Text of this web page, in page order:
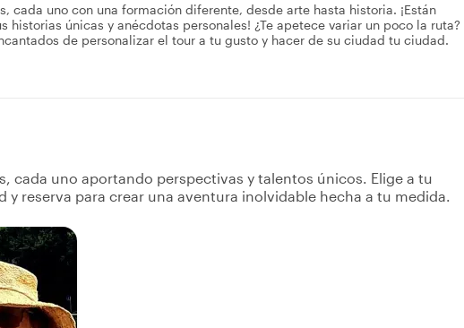
cada uno con una formación diferente, desde arte hasta historia. ¡Están
únicas y anécdotas personales! ¿Te apetece variar un poco la ruta?
de personalizar el tour a tu gusto y hacer de su ciudad tu ciudad.
cada uno aportando perspectivas y talentos únicos. Elige a tu
reserva para crear una aventura inolvidable hecha a tu medida.